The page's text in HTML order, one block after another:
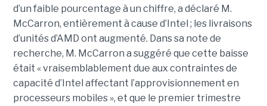
d’un faible pourcentage à un chiffre, a déclaré M.
McCarron, entièrement à cause d’Intel ; les livraisons
d’unités d’AMD ont augmenté. Dans sa note de
recherche, M. McCarron a suggéré que cette baisse
était « vraisemblablement due aux contraintes de
capacité d’Intel affectant l’approvisionnement en
processeurs mobiles », et que le premier trimestre